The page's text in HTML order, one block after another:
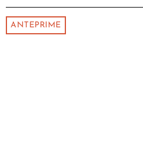
ANTEPRIME